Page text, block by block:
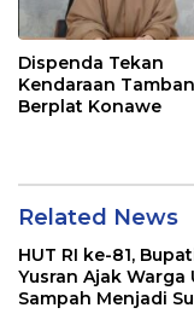
Dispenda Tekan
Kendaraan
Berplat Konawe
Related News
HUT RI ke-81,
Yusran Ajak Warga
Sampah Menjadi